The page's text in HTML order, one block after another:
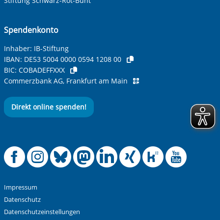
Betreff ihrer Anfrage
Ihre Nachricht*
Anti-Roboter-Verifizierung
Alle Informationen zum Schutz der Daten sind sind in
Spendenkonto
Inhaber: IB-Stiftung
IBAN: DE53 5004 0000 0594 1208 00
BIC: COBADEFFXXX
Commerzbank AG, Frankfurt am Main
Direkt online spenden!
Offizielle
Offizielle
Offizielle
Offizielle
Offizielle
Impressum
Datenschutz
Datenschutzeinstellungen